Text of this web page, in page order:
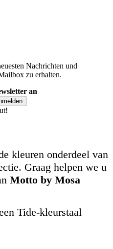
Nachrichten und
zu erhalten.
an
kleuren onderdeel van
Graag helpen we u
Motto by Mosa
Tide-kleurstaal